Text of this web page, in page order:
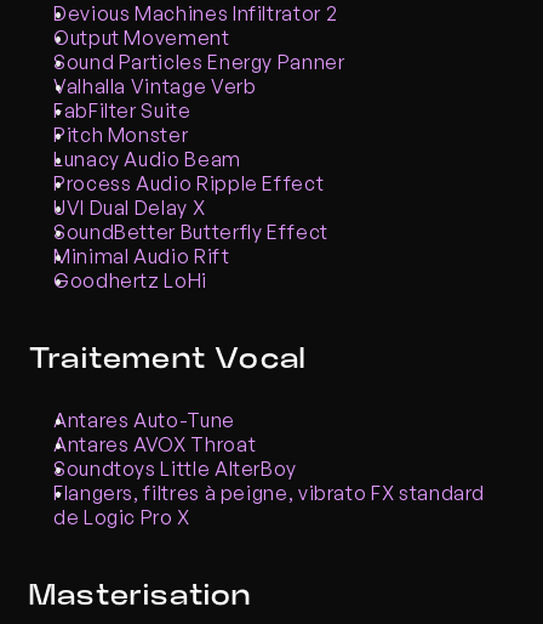
Devious Machines Infiltrator 2
Output Movement
Sound Particles Energy Panner
Valhalla Vintage Verb
FabFilter Suite
Pitch Monster
Lunacy Audio Beam
Process Audio Ripple Effect
UVI Dual Delay X
SoundBetter Butterfly Effect
Minimal Audio Rift
Goodhertz LoHi
Traitement Vocal
Antares Auto-Tune
Antares AVOX Throat
Soundtoys Little AlterBoy
Flangers, filtres à peigne, vibrato FX standard
de Logic Pro X
Masterisation